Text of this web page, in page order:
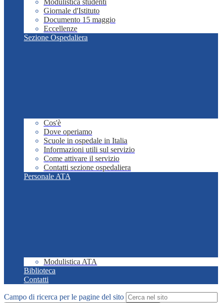
Modulistica studenti
Giornale d'Istituto
Documento 15 maggio
Eccellenze
Sezione Ospedaliera
Cos'è
Dove operiamo
Scuole in ospedale in Italia
Informazioni utili sul servizio
Come attivare il servizio
Contatti sezione ospedaliera
Personale ATA
Modulistica ATA
Biblioteca
Contatti
Campo di ricerca per le pagine del sito